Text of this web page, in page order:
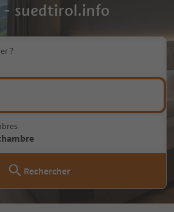
- suedtirol.info
?
Rechercher